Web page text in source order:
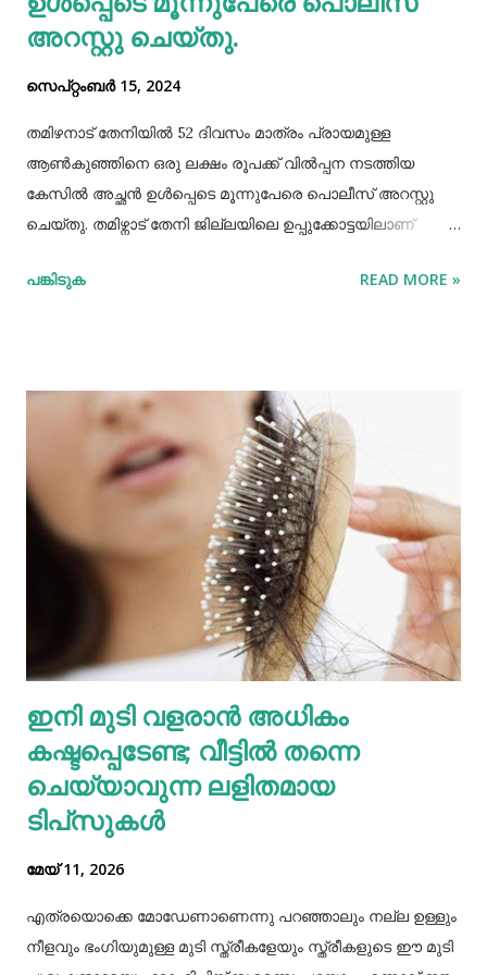
അറസ്റ്റു ചെയ്തു.
സെപ്റ്റംബർ 15, 2024
തമിഴനാട് തേനിയില്‍ 52 ദിവസം മാത്രം പ്രായമുള്ള
ആണ്‍കുഞ്ഞിനെ ഒരു ലക്ഷം രൂപക്ക് വില്‍പ്പന നടത്തിയ
കേസില്‍ അച്ഛൻ ഉള്‍പ്പെടെ മൂന്നുപേരെ പൊലീസ് അറസ്റ്റു
ചെയ്തു. തമിഴ്നാട് തേനി ജില്ലയിലെ ഉപ്പുക്കോട്ടയിലാണ്
സ്വദേശികളായ ദമ്ബതികളുമാണ് അറസ്റ്റിലായത്. തേനി
സമയവും മദ്യലഹരിയിലും. തന്‍റെ കുഞ്ഞിനെ ഒരു ലക്ഷം
രൂപക്ക് വില്‍പ്പന നടത്തിയതായി അച്ഛൻ
മദ്യലഹരിയിലിരിക്കെ സമീപവാസികളിലൊരാളോട് പറഞ്ഞു.
ഇതോടെയാണ് വിവരം പുറത്തറിഞ്ഞത്. തുടർന്ന്
അയല്‍വാസി പൊലീസിലും ചൈല്‍ഡ് ലൈനിലും വിവരം
അറിയിക്കുകയായിരുന്നു. പൊലീസെത്തി അച്ഛനെയും
അമ്മയെയും മുത്തശ്ശിയെയും ചോദ്യം ചെയ്തു.
മധുരയിലുള്ള ബന്ധുവിന് കുട്ടികളില്ലാത്തതിനാല്‍
വളർത്താൻ ഏല്‍പ്പിച്ചുവെന്നാണ് അച്ഛൻ പൊലീസിനോട്
ആദ്യം പറഞ്ഞത്. പോലീസ് മധുരയിലെത്തി പരിശോധന
നടത്തിയെങ്കിലും കുഞ്ഞ് അവിടെയില്ലെന്ന് കണ്ടെത്തി.
തുടർന്ന് അച്ഛനെ വീണ്ടും വിശദമായി ചോദ്യം ചെയ്തു.
തുടർന്ന് നടത...
പങ്കിടുക READ MORE »
ഇനി മുടി വളരാൻ അധികം
കഷ്ടപ്പെടേണ്ട; വീട്ടിൽ തന്നെ
ചെയ്യാവുന്ന ലളിതമായ
ടിപ്‌സുകൾ
മേയ് 11, 2026
എത്രയൊക്കെ മോഡേണാണെന്നു പറഞ്ഞാലും നല്ല ഉള്ളും
നീളവും ഭംഗിയുമുള്ള മുടി സ്ത്രീകളേയും സ്ത്രീകളുടെ ഈ മുടി